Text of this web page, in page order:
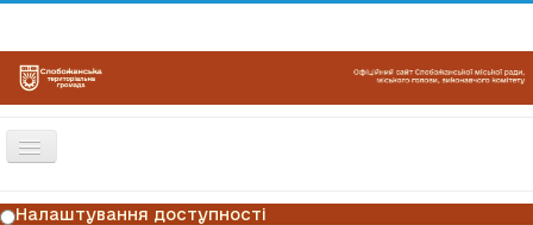
Перемикач
ГОЛОВНА
Налаштування доступності